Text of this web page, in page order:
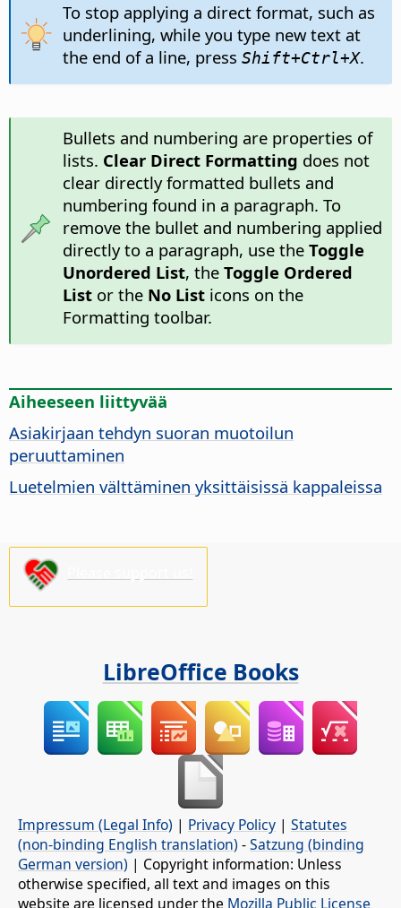
To stop applying a direct format, such as
underlining, while you type new text at
the end of a line, press Shift+Ctrl+X.
Bullets and numbering are properties of
lists. Clear Direct Formatting does not
clear directly formatted bullets and
numbering found in a paragraph. To
remove the bullet and numbering applied
directly to a paragraph, use the Toggle
Unordered List, the Toggle Ordered
Listor the No Listicons on the
Formatting toolbar.
Aiheeseen liittyvää
Asiakirjaan tehdyn suoran muotoilun
peruuttaminen
Luetelmien välttäminen yksittäisissä kappaleissa
LibreOffice Books
Impressum (Legal Info) | Privacy Policy | Statutes
(non-binding English translation) -Satzung (binding
German version) | Copyright information: Unless
otherwise specified, all text and images on this
website are licensed under the Mozilla Public License